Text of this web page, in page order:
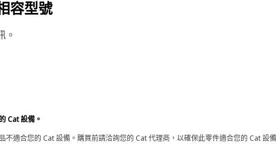
容型號
。
Cat 設備。
不適合您的 Cat 設備。購買前請洽詢您的 Cat 代理商，以確保此零件適合您的 Cat 設